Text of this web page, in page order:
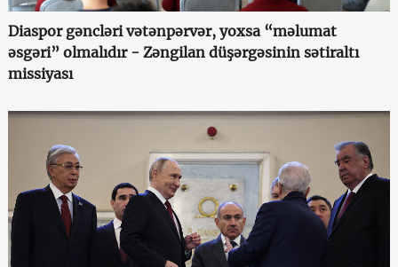
Diaspor gəncləri vətənpərvər, yoxsa “məlumat
əsgəri” olmalıdır - Zəngilan düşərgəsinin sətiraltı
missiyası